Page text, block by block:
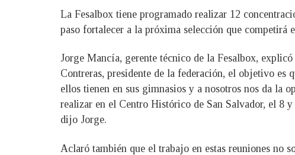
La Fesalbox tiene programado realizar 12
paso fortalecer a la próxima selección que competirá
Jorge Mancía, gerente técnico de la Fesalbox,
Contreras, presidente de la federación, el objetivo es
ellos tienen en sus gimnasios y a nosotros nos da la
realizar en el Centro Histórico de San Salvador, el 8
dijo Jorge.
Aclaró también que el trabajo en estas reuniones no